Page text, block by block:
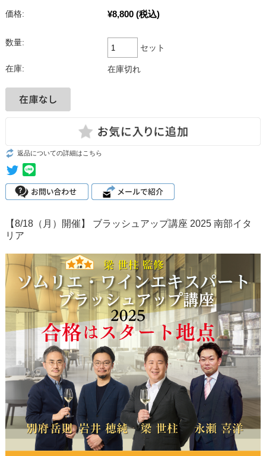
価格: ¥8,800 (税込)
数量:
セット
在庫: 在庫切れ
返品についての詳細はこちら
【8/18（月）開催】 ブラッシュアップ講座 2025 南部イタ
リア